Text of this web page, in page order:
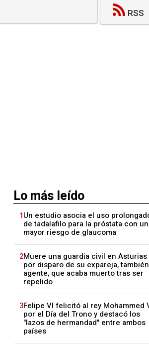
RSS
Lo más leído
1Un estudio asocia el uso
de tadalafilo para la próstata con un
mayor riesgo de glaucoma
2Muere una guardia civil en Asturias
por disparo de su expareja, también
agente, que acaba muerto tras ser
repelido
3Felipe VI felicitó al rey Mohammed
por el Día del Trono y destacó los
"lazos de hermandad" entre ambos
países